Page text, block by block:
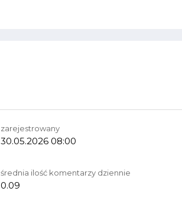
zarejestrowany
30.05.2026 08:00
średnia ilość komentarzy dziennie
0.09